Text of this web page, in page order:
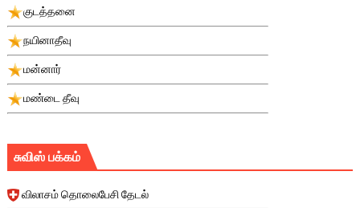
குடத்தனை
நயினாதீவு
மன்னார்
மண்டை தீவு
சுவிஸ் பக்கம்
விலாசம் தொலைபேசி தேடல்